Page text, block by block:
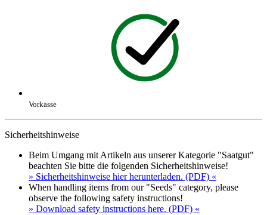
Vorkasse
Sicherheitshinweise
Beim Umgang mit Artikeln aus unserer Kategorie "Saatgut"
beachten Sie bitte die folgenden Sicherheitshinweise!
» Sicherheitshinweise hier herunterladen. (PDF) «
When handling items from our "Seeds" category, please
observe the following safety instructions!
» Download safety instructions here. (PDF) «